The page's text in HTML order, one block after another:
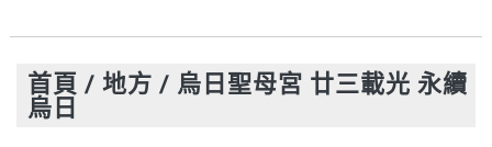
首頁 / 地方 / 烏日聖母宮 廿三載光 永續
烏日